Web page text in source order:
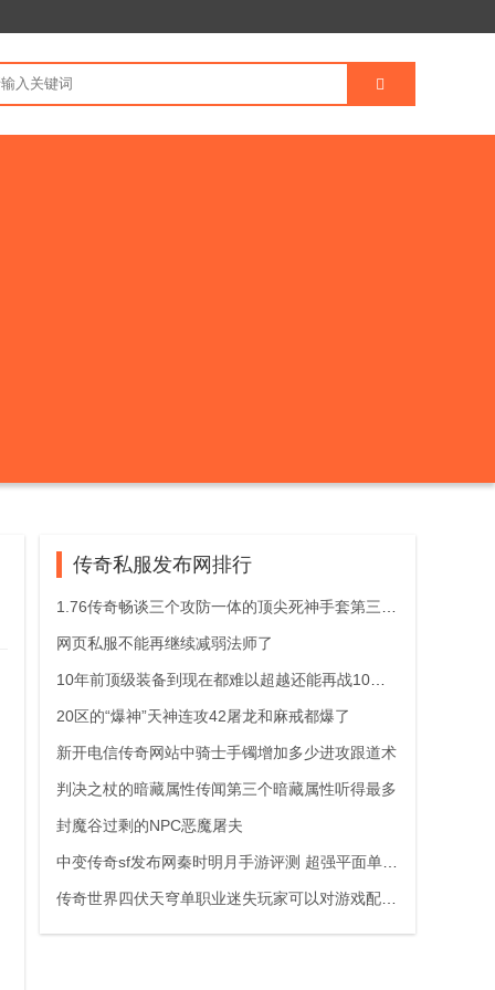
传奇私服发布网排行
网页私服不能再继续减弱法师了
10年前顶级装备到现在都难以超越还能再战10年（续）
20区的“爆神”天神连攻42屠龙和麻戒都爆了
新开电信传奇网站中骑士手镯增加多少进攻跟道术
判决之杖的暗藏属性传闻第三个暗藏属性听得最多
封魔谷过剩的NPC恶魔屠夫
中变传奇sf发布网秦时明月手游评测 超强平面单职业合击代入的回
传奇世界四伏天穹单职业迷失玩家可以对游戏配备不时的实行